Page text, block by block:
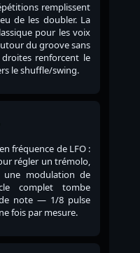
remplissent
de les doubler. La
pour les voix
du groove sans
droites renforcent le
le shuffle/swing.
fréquence de LFO :
régler un trémolo,
modulation de
complet tombe
note — 1/8 pulse
fois par mesure.